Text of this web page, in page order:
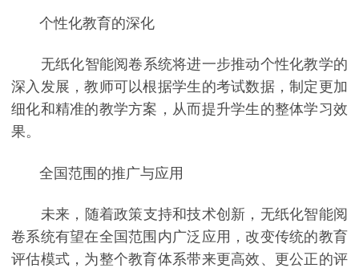
个性化教育的深化
无纸化智能阅卷系统将进一步推动个性化教学的
深入发展，教师可以根据学生的考试数据，制定更加
细化和精准的教学方案，从而提升学生的整体学习效
果。
全国范围的推广与应用
未来，随着政策支持和技术创新，无纸化智能阅
卷系统有望在全国范围内广泛应用，改变传统的教育
评估模式，为整个教育体系带来更高效、更公正的评